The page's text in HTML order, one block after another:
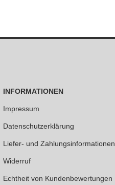
INFORMATIONEN
Impressum
Datenschutzerklärung
Liefer- und Zahlungsinformationen
Widerruf
Echtheit von Kundenbewertungen